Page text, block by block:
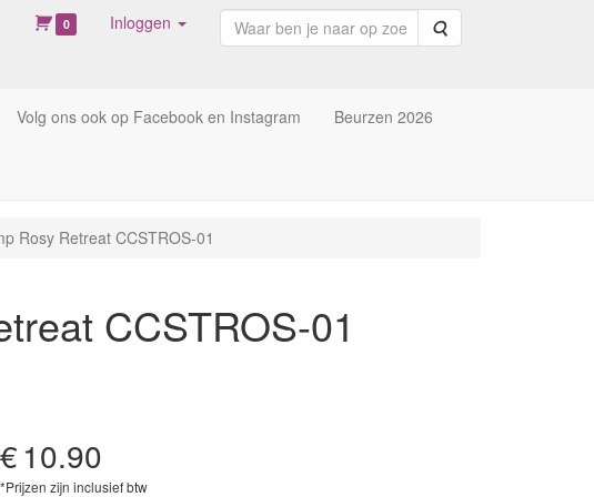
0 Inloggen Zoeken
Volg ons ook op Facebook en Instagram Beurzen 2026
Rosy Retreat CCSTROS-01
CCSTROS-01
€10.90
*Prijzen zijn inclusief btw